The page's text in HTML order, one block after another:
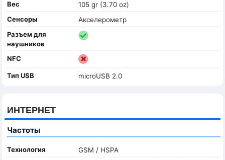
Вес
105 gr (3.70 oz)
Сенсоры
Акселерометр
Разъем для
наушников
NFC
Тип USB microUSB 2.0
ИНТЕРНЕТ
Частоты
Технология
GSM / HSPA